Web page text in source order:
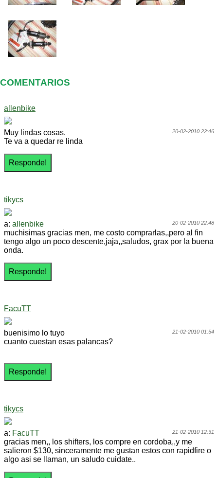
COMENTARIOS
allenbike
20-02-2010 22:46
Muy lindas cosas.
Te va a quedar re linda
tikycs
20-02-2010 22:48
a: allenbike
muchisimas gracias men, me costo comprarlas,,pero al fin
tengo algo un poco descente,jaja,,saludos, grax por la buena
onda.
FacuTT
21-02-2010 01:54
buenisimo lo tuyo
cuanto cuestan esas palancas?
tikycs
21-02-2010 12:31
a: FacuTT
gracias men,, los shifters, los compre en cordoba,,y me
salieron $130, sinceramente me gustan estos con rapidfire o
algo asi se llaman, un saludo cuidate..